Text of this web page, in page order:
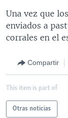
Una vez que
enviados a
corrales en el
Compartir
This item is part of
Otras noticias